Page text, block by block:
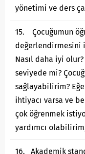
yönetimi ve ders
15. Çocuğumun
değerlendirmesini
Nasıl daha iyi
seviyede mi?
sağlayabilirim?
ihtiyacı varsa ve
çok öğrenmek
yardımcı
16. Akademik